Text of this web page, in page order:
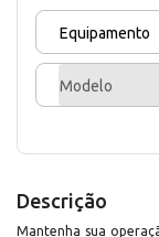
Equipamento
Modelo
Descrição
Mantenha sua